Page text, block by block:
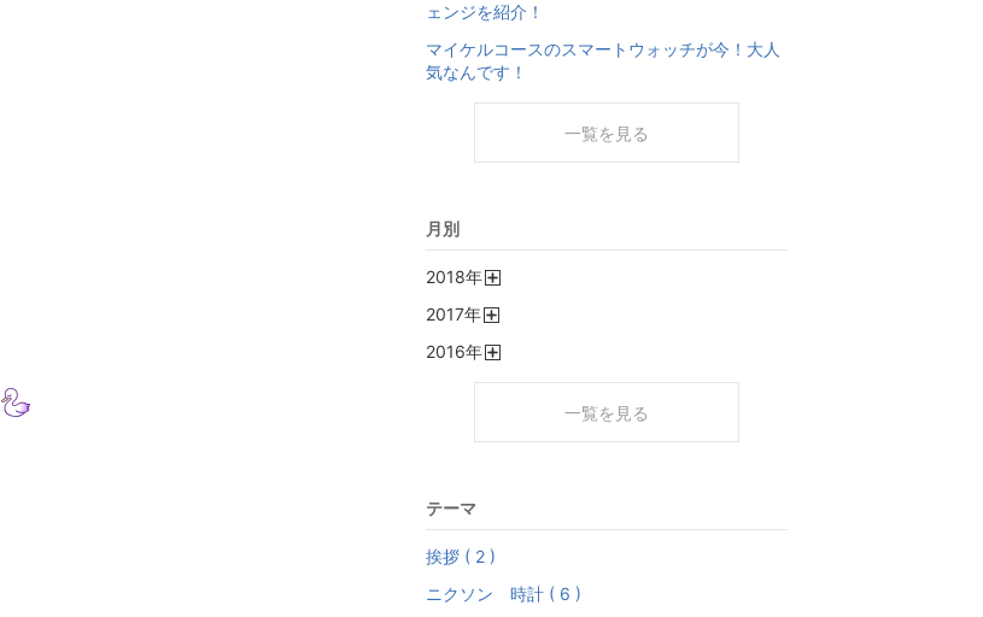
ェンジを紹介！
マイケルコースのスマートウォッチが今！大人
気なんです！
一覧を見る
月別
2018年
2017年
2016年
一覧を見る
テーマ
挨拶 ( 2 )
ニクソン 時計 ( 6 )